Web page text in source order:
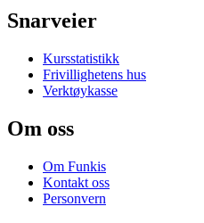
Snarveier
Kursstatistikk
Frivillighetens hus
Verktøykasse
Om oss
Om Funkis
Kontakt oss
Personvern